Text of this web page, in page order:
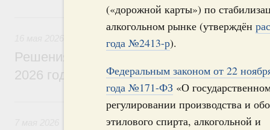
(«дорожной карты») по
алкогольном рынке (утверждён
года №2413-р).
Федеральным законом от 22
года №171-ФЗ «О
регулировании производства и
этилового спирта, алкогольной и
16 мая, суббота
Решения, принятые на заседании
2026 года
7 мая, четверг